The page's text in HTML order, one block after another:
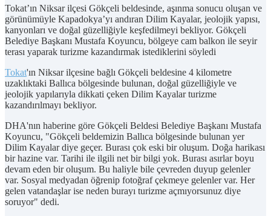
Tokat’ın Niksar ilçesi Gökçeli beldesinde, aşınma sonucu oluşan ve
görünümüyle Kapadokya’yı andıran Dilim Kayalar, jeolojik yapısı,
kanyonları ve doğal güzelliğiyle keşfedilmeyi bekliyor. Gökçeli
Belediye Başkanı Mustafa Koyuncu, bölgeye cam balkon ile seyir
terası yaparak turizme kazandırmak istediklerini söyledi
Tokat'ın Niksar ilçesine bağlı Gökçeli beldesine 4 kilometre
uzaklıktaki Ballıca bölgesinde bulunan, doğal güzelliğiyle ve
jeolojik yapılarıyla dikkati çeken Dilim Kayalar turizme
kazandırılmayı bekliyor.
DHA'nın haberine göre Gökçeli Beldesi Belediye Başkanı Mustafa
Koyuncu, "Gökçeli beldemizin Ballıca bölgesinde bulunan yer
Dilim Kayalar diye geçer. Burası çok eski bir oluşum. Doğa harikası
bir hazine var. Tarihi ile ilgili net bir bilgi yok. Burası asırlar boyu
devam eden bir oluşum. Bu haliyle bile çevreden duyup gelenler
var. Sosyal medyadan öğrenip fotoğraf çekmeye gelenler var. Her
gelen vatandaşlar ise neden burayı turizme açmıyorsunuz diye
soruyor" dedi.